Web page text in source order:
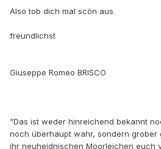
Also tob dich mal scön aus
freundlichst
Giuseppe Romeo BRISCO
"Das ist weder hinreichend bekannt
noch überhaupt wahr, sondern grober
ihr neuheidnischen Moorleichen euch